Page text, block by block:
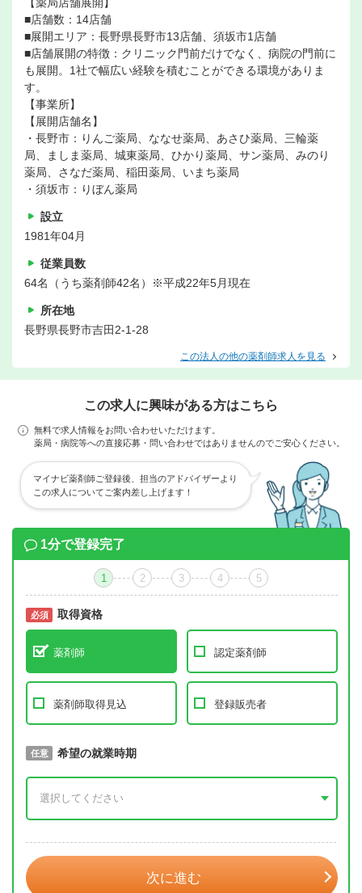
【薬局店舗展開】
■店舗数：14店舗
■展開エリア：長野県長野市13店舗、須坂市1店舗
■店舗展開の特徴：クリニック門前だけでなく、病院の門前に
も展開。1社で幅広い経験を積むことができる環境がありま
す。
【事業所】
【展開店舗名】
・長野市：りんご薬局、ななせ薬局、あさひ薬局、三輪薬
局、ましま薬局、城東薬局、ひかり薬局、サン薬局、みのり
薬局、さなだ薬局、稲田薬局、いまち薬局
・須坂市：りぼん薬局
設立
1981年04月
従業員数
64名（うち薬剤師42名）※平成22年5月現在
所在地
長野県長野市吉田2-1-28
この法人の他の薬剤師求人を見る
この求人に興味がある方はこちら
無料で求人情報をお問い合わせいただけます。
薬局・病院等への直接応募・問い合わせではありませんのでご安心ください。
マイナビ薬剤師ご登録後、担当のアドバイザーより
この求人についてご案内差し上げます！
1分で登録完了
1 2 3 4 5
必須 取得資格
薬剤師 認定薬剤師
薬剤師取得見込 登録販売者
必須 取得予定年
任意 希望の就業時期
次に進む